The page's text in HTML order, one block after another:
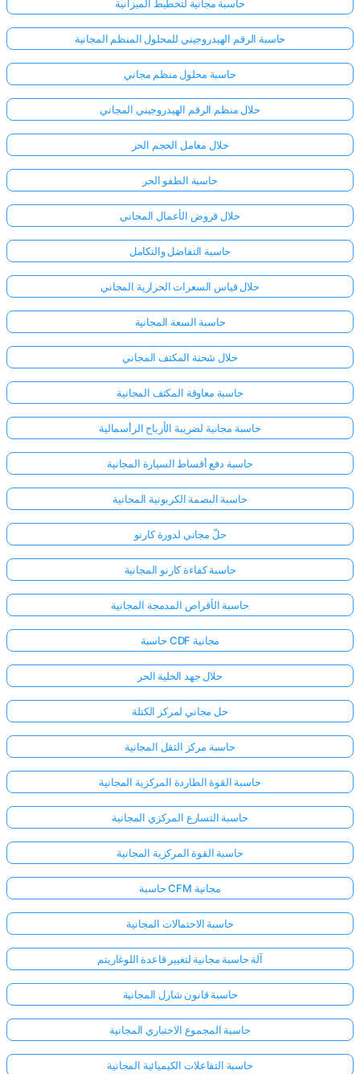
حاسبة مجانية لتخطيط الميزانية
حاسبة الرقم الهيدروجيني للمحلول المنظم المجانية
حاسبة محلول منظم مجاني
حلال منظم الرقم الهيدروجيني المجاني
حلال معامل الحجم الحر
حاسبة الطفو الحر
حلال قروض الأعمال المجاني
حاسبة التفاضل والتكامل
حلال قياس السعرات الحرارية المجاني
حاسبة السعة المجانية
حلال شحنة المكثف المجاني
حاسبة معاوقة المكثف المجانية
حاسبة مجانية لضريبة الأرباح الرأسمالية
حاسبة دفع أقساط السيارة المجانية
حاسبة البصمة الكربونية المجانية
حلّ مجاني لدورة كارنو
حاسبة كفاءة كارنو المجانية
حاسبة الأقراص المدمجة المجانية
حاسبة CDF مجانية
حلال جهد الخلية الحر
حل مجاني لمركز الكتلة
حاسبة مركز الثقل المجانية
حاسبة القوة الطاردة المركزية المجانية
حاسبة التسارع المركزي المجانية
حاسبة القوة المركزية المجانية
حاسبة CFM مجانية
حاسبة الاحتمالات المجانية
آلة حاسبة مجانية لتغيير قاعدة اللوغاريتم
حاسبة قانون شارل المجانية
حاسبة المجموع الاختباري المجانية
حاسبة التفاعلات الكيميائية المجانية